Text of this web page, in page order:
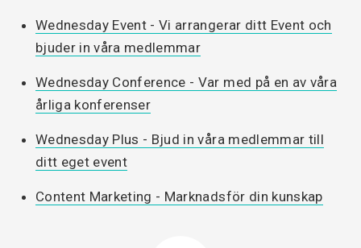
Wednesday Event - Vi arrangerar ditt Event och
bjuder in våra medlemmar
Wednesday Conference - Var med på en av våra
årliga konferenser
Wednesday Plus - Bjud in våra medlemmar till
ditt eget event
Content Marketing - Marknadsför din kunskap